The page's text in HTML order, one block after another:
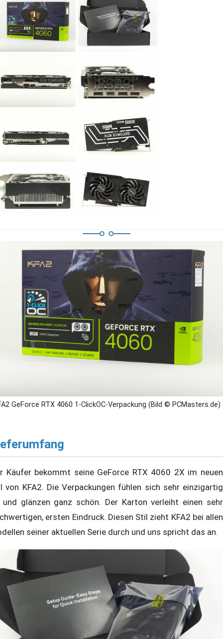
GeForce RTX 4060 1-ClickOC-Verpackung (Bild © PCMasters.de)
Käufer bekommt seine GeForce RTX 4060 2X im neuen
von KFA2. Die Verpackungen fühlen sich sehr einzigartig
und glänzen ganz schön. Der Karton verleiht einen sehr
ersten Eindruck. Diesen Stil zieht KFA2 bei allen
seiner aktuellen Serie durch und uns spricht das an.